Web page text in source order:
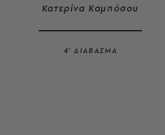
Κατερίνα Καμπόσου
4’ ΔΙΑΒΑΣΜΑ